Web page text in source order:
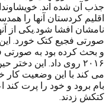
جذب آن شده اند.
اقلیم کردستان آنها را
و بحث کرده بود به صورتی
۲۰۱۶ روی داد. این
می کند با این وضعیت کار
بام برود و خود را پرت کند
کتکش زدند.